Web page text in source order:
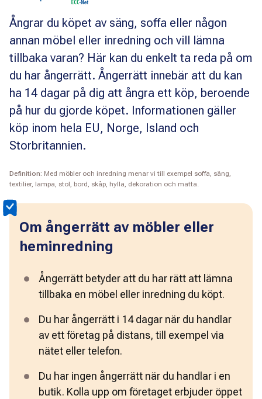
Ångrar du köpet av säng, soffa eller någon
annan möbel eller inredning och vill lämna
tillbaka varan? Här kan du enkelt ta reda på om
du har ångerrätt. Ångerrätt innebär att du kan
ha 14 dagar på dig att ångra ett köp, beroende
på hur du gjorde köpet. Informationen gäller
köp inom hela EU, Norge, Island och
Storbritannien.
Definition: Med möbler och inredning menar vi till exempel soffa, säng,
textilier, lampa, stol, bord, skåp, hylla, dekoration och matta.
Om ångerrätt av möbler eller
heminredning
Ångerrätt betyder att du har rätt att lämna
tillbaka en möbel eller inredning du köpt.
Du har ångerrätt i 14 dagar när du handlar
av ett företag på distans, till exempel via
nätet eller telefon.
Du har ingen ångerrätt när du handlar i en
butik. Kolla upp om företaget erbjuder öppet